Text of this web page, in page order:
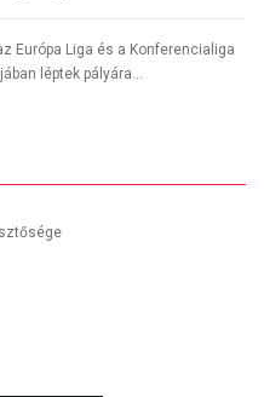
Európa Liga és a Konferencialiga
léptek pályára...